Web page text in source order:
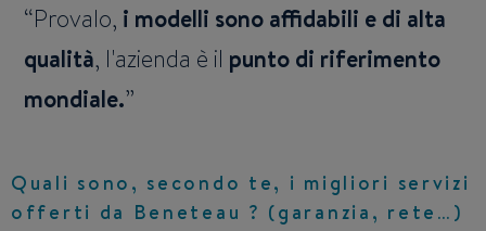
Provalo, i modelli sono affidabili e di alta
qualità, l'azienda è il punto di riferimento
mondiale.
Quali sono, secondo te, i migliori servizi
offerti da Beneteau ? (garanzia, rete…)